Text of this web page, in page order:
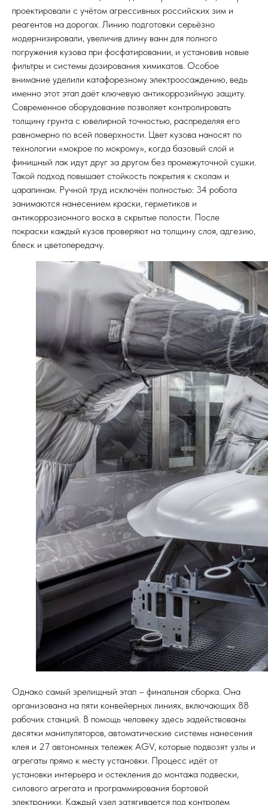
проектировали с учётом агрессивных российских зим и
реагентов на дорогах. Линию подготовки серьёзно
модернизировали, увеличив длину ванн для полного
погружения кузова при фосфатировании, и установив новые
фильтры и системы дозирования химикатов. Особое
внимание уделили катафорезному электроосаждению, ведь
именно этот этап даёт ключевую антикоррозийную защиту.
Современное оборудование позволяет контролировать
толщину грунта с ювелирной точностью, распределяя его
равномерно по всей поверхности. Цвет кузова наносят по
технологии «мокрое по мокрому», когда базовый слой и
финишный лак идут друг за другом без промежуточной сушки.
Такой подход повышает стойкость покрытия к сколам и
царапинам. Ручной труд исключён полностью: 34 робота
занимаются нанесением краски, герметиков и
антикоррозионного воска в скрытые полости. После
покраски каждый кузов проверяют на толщину слоя, адгезию,
блеск и цветопередачу.
Однако самый зрелищный этап – финальная сборка. Она
организована на пяти конвейерных линиях, включающих 88
рабочих станций. В помощь человеку здесь задействованы
десятки манипуляторов, автоматические системы нанесения
клея и 27 автономных тележек AGV, которые подвозят узлы и
агрегаты прямо к месту установки. Процесс идёт от
установки интерьера и остекления до монтажа подвески,
силового агрегата и программирования бортовой
электроники. Каждый узел затягивается под контролем